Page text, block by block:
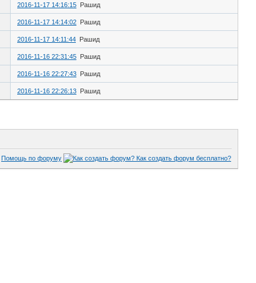
2016-11-17 14:16:15 Рашид
2016-11-17 14:14:02 Рашид
2016-11-17 14:11:44 Рашид
2016-11-16 22:31:45 Рашид
2016-11-16 22:27:43 Рашид
2016-11-16 22:26:13 Рашид
Помощь по форуму